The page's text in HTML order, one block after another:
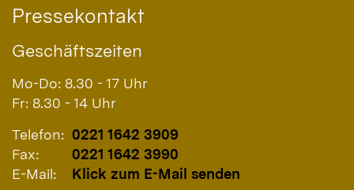
Pressekontakt
Geschäftszeiten
Mo-Do: 8.30 - 17 Uhr
Fr: 8.30 - 14 Uhr
Telefon: 0221 1642 3909
Fax:
0221 1642 3990
E-Mail:
Klick zum E-Mail senden